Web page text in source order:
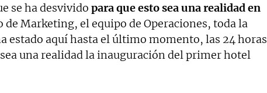
se ha desvivido para que esto sea una realidad en
de Marketing, el equipo de Operaciones, toda la
estado aquí hasta el último momento, las 24 horas
una realidad la inauguración del primer hotel